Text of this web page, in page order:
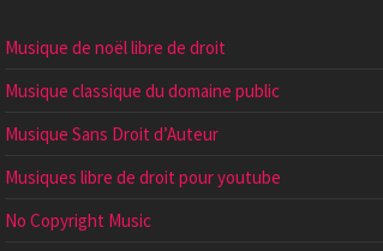
Musique de noël libre de droit
Musique classique du domaine public
Musique Sans Droit d’Auteur
Musiques libre de droit pour youtube
No Copyright Music